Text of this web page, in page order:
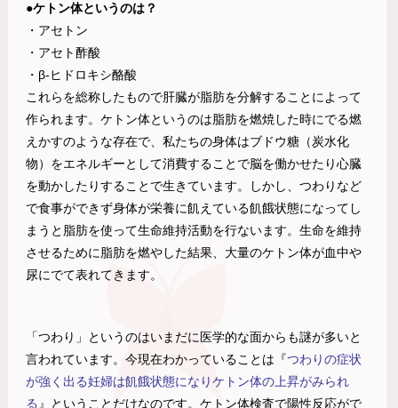
●ケトン体というのは？
・アセトン
・アセト酢酸
・β-ヒドロキシ酪酸
これらを総称したもので肝臓が脂肪を分解することによって
作られます。ケトン体というのは脂肪を燃焼した時にでる燃
えかすのような存在で、私たちの身体はブドウ糖（炭水化
物）をエネルギーとして消費することで脳を働かせたり心臓
を動かしたりすることで生きています。しかし、つわりなど
で食事ができず身体が栄養に飢えている飢餓状態になってし
まうと脂肪を使って生命維持活動を行ないます。生命を維持
させるために脂肪を燃やした結果、大量のケトン体が血中や
尿にでて表れてきます。
「つわり」というのはいまだに医学的な面からも謎が多いと
言われています。今現在わかっていることは『つわりの症状
が強く出る妊婦は飢餓状態になりケトン体の上昇がみられ
る 』ということだけなのです。ケトン体検査で陽性反応がで